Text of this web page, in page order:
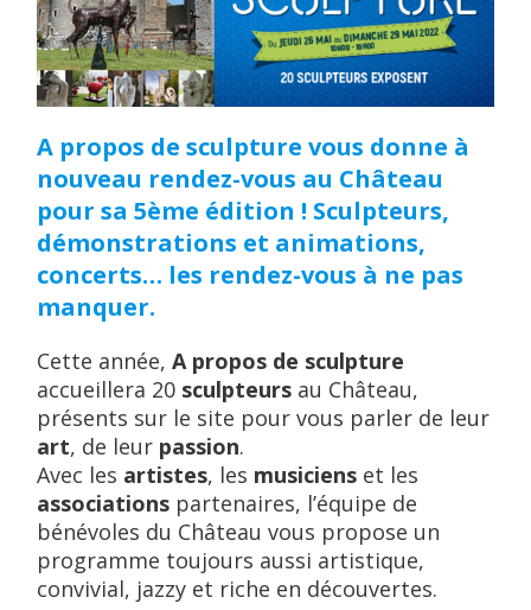
A propos de sculpture vous donne à
nouveau rendez-vous au Château
pour sa 5ème édition ! Sculpteurs,
démonstrations et animations,
concerts… les rendez-vous à ne pas
manquer.
Cette année,A propos de sculpture
accueillera 20 sculpteurs au Château,
présents sur le site pour vous parler de leur
art, de leur passion.
Avec les artistes, les musiciens et les
associations partenaires, l’équipe de
bénévoles du Château vous propose un
programme toujours aussi artistique,
convivial, jazzy et riche en découvertes.